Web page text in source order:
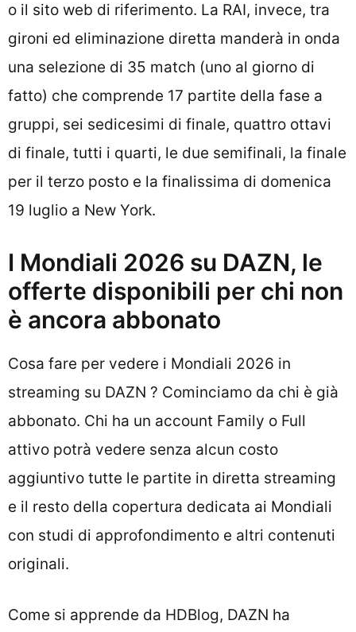
o il sito web di riferimento. La RAI, invece, tra
gironi ed eliminazione diretta manderà in onda
una selezione di 35 match (uno al giorno di
fatto) che comprende 17 partite della fase a
gruppi, sei sedicesimi di finale, quattro ottavi
di finale, tutti i quarti, le due semifinali, la finale
per il terzo posto e la finalissima di domenica
19 luglio a New York.
I Mondiali 2026 su DAZN, le
offerte disponibili per chi non
è ancora abbonato
Cosa fare per vedere i Mondiali 2026 in
streaming su DAZN ? Cominciamo da chi è già
abbonato. Chi ha un account Family o Full
attivo potrà vedere senza alcun costo
aggiuntivo tutte le partite in diretta streaming
e il resto della copertura dedicata ai Mondiali
con studi di approfondimento e altri contenuti
originali.
Come si apprende da HDBlog, DAZN ha